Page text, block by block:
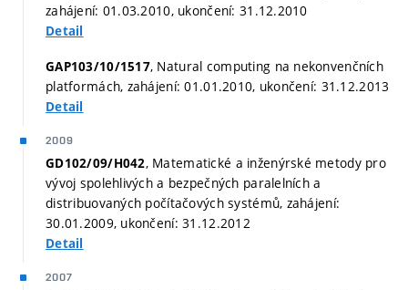
zahájení: 01.03.2010, ukončení: 31.12.2010
Detail
GAP103/10/1517, Natural computing na nekonvenčních
platformách, zahájení: 01.01.2010, ukončení: 31.12.2013
Detail
2009
GD102/09/H042, Matematické a inženýrské metody pro
vývoj spolehlivých a bezpečných paralelních a
distribuovaných počítačových systémů, zahájení:
30.01.2009, ukončení: 31.12.2012
Detail
2007